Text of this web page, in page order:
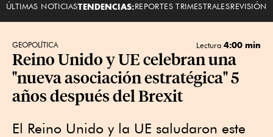
ÚLTIMAS NOTICIASTENDENCIAS:REPORTES TRIMESTRALESREVISIÓN
GEOPOLÍTICA Lectura 4:00 min
Reino Unido y UE celebran una
"nueva asociación estratégica" 5
años después del Brexit
El Reino Unido y la UE saludaron este